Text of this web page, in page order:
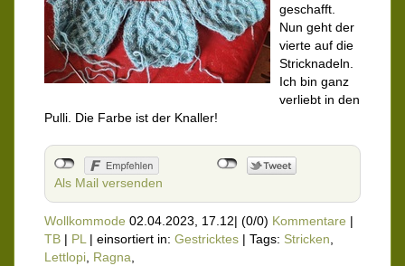
geschafft.
Nun geht der
vierte auf die
Stricknadeln.
Ich bin ganz
verliebt in den
Pulli. Die Farbe ist der Knaller!
Als Mail versenden
Wollkommode 02.04.2023, 17.12| (0/0) Kommentare |
TB | PL| einsortiert in: Gestricktes | Tags: Stricken,
Lettlopi, Ragna,